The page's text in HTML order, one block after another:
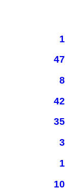
1
47
8
42
35
3
1
10